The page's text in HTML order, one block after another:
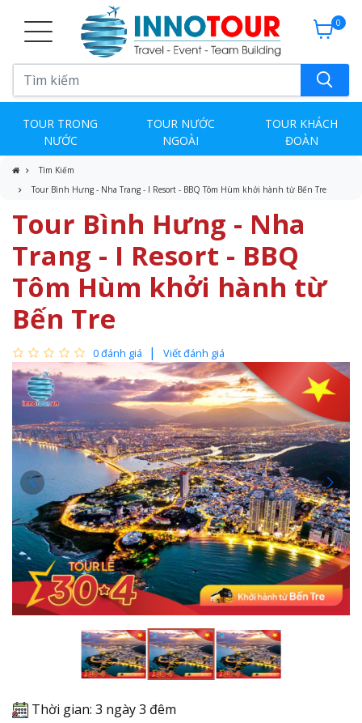
0
TOUR TRONG
NƯỚC
TOUR NƯỚC
NGOÀI
TOUR KHÁCH
ĐOÀN
Tìm Kiếm
Tour Bình Hưng - Nha Trang - I Resort - BBQ Tôm Hùm khởi hành từ Bến Tre
Tour Bình Hưng - Nha
Trang - I Resort - BBQ
Tôm Hùm khởi hành từ
Bến Tre
0 đánh giá Viết đánh giá
Thời gian: 3 ngày 3 đêm